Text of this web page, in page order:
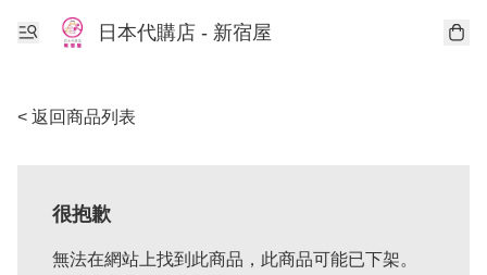
日本代購店 - 新宿屋
< 返回商品列表
很抱歉
無法在網站上找到此商品，此商品可能已下架。